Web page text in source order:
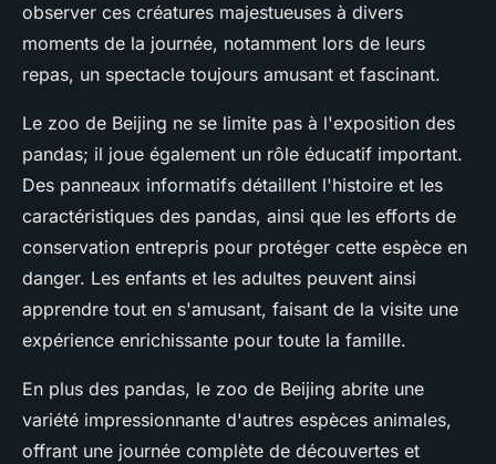
observer ces créatures majestueuses à divers
moments de la journée, notamment lors de leurs
repas, un spectacle toujours amusant et fascinant.
Le zoo de Beijing ne se limite pas à l'exposition des
pandas; il joue également un rôle éducatif important.
Des panneaux informatifs détaillent l'histoire et les
caractéristiques des pandas, ainsi que les efforts de
conservation entrepris pour protéger cette espèce en
danger. Les enfants et les adultes peuvent ainsi
apprendre tout en s'amusant, faisant de la visite une
expérience enrichissante pour toute la famille.
En plus des pandas, le zoo de Beijing abrite une
variété impressionnante d'autres espèces animales,
offrant une journée complète de découvertes et